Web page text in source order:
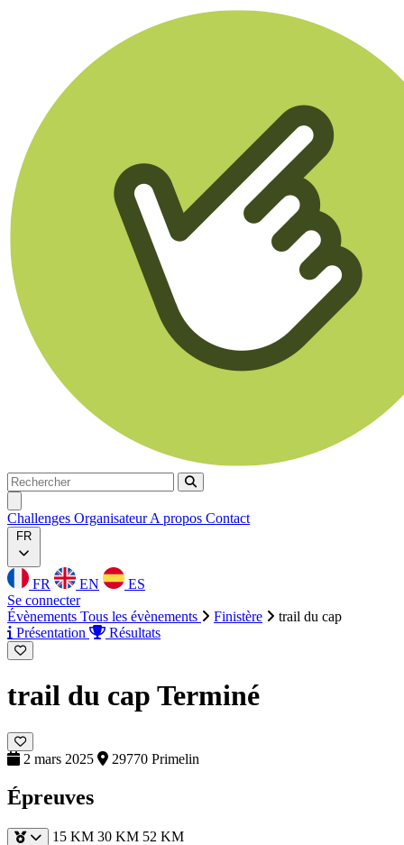
Rechercher
Rechercher
Challenges OrganisateurA propos Contact
FR
FR EN
ES
Se connecter
Évènements Tous les évènements Finistère
trail du cap
Présentation
Résultats
trail du cap Terminé
2 mars 2025 29770 Primelin
Épreuves
15 KM 30 KM 52 KM